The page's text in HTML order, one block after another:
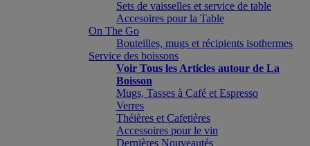
Sets de vaisselles et service de table
Accesoires pour la Table
On The Go
Bouteilles, mugs et récipients isothermes
Service des boissons
Voir Tous les Articles autour de La
Boisson
Mugs, Tasses à Café et Espresso
Verres
Théières et Cafetières
Accessoires pour le vin
Dernières Nouveautés